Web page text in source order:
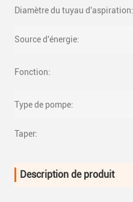
Diamètre du tuyau d'aspiration:
Source d'énergie:
Fonction:
Type de pompe:
Taper:
Description de produit